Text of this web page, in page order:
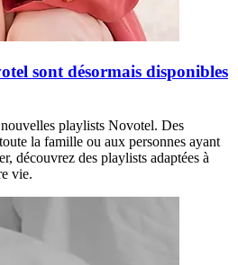
sont désormais disponibles
playlists Novotel. Des
la famille ou aux personnes ayant
découvrez des playlists adaptées à
vie.